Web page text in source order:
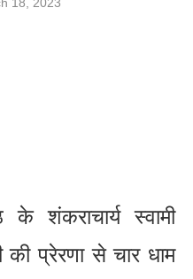
के शंकराचार्य स्वामी
की प्रेरणा से चार धाम